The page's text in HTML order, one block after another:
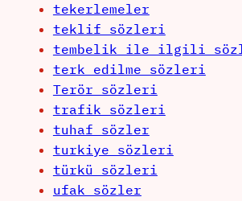
tekerlemeler
teklif sözleri
tembelik ile ilgili
terk edilme sözleri
Terör sözleri
trafik sözleri
tuhaf sözler
turkiye sözleri
türkü sözleri
ufak sözler